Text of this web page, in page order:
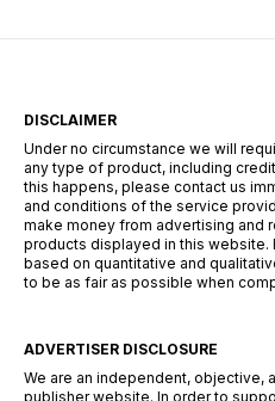
DISCLAIMER
Under no circumstance we will
any type of product, including
this happens, please contact us
and conditions of the service
make money from advertising and
products displayed in this website.
based on quantitative and
to be as fair as possible when
ADVERTISER DISCLOSURE
We are an independent,
publisher website. In order to